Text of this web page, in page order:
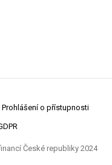
Prohlášení o přístupnosti
České republiky 2024